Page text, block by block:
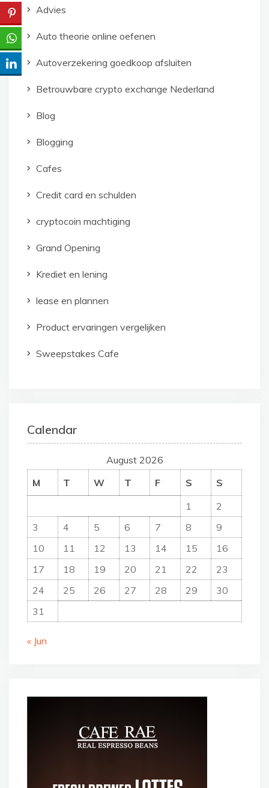
Advies
Auto theorie online oefenen
Autoverzekering goedkoop afsluiten
Betrouwbare crypto exchange Nederland
Blog
Blogging
Cafes
Credit card en schulden
cryptocoin machtiging
Grand Opening
Krediet en lening
lease en plannen
Product ervaringen vergelijken
Sweepstakes Cafe
Calendar
August 2026
M
T W T F S
S
1
2
3
4 5 6 7 8
9
10
11 12 13 14 15
16
17
18 19 20 21 22
23
24
25 26 27 28 29
30
31
« Jun